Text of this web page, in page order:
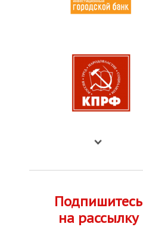
Подпишитесь
на рассылку